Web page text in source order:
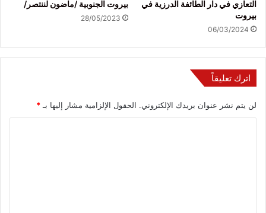
التعازي في دار الطائفة الدرزية في
بيروت
06/03/2024
بيروت الجنوبية /ماضون لننتصر/
28/05/2023
اترك تعليقاً
لن يتم نشر عنوان بريدك الإلكتروني. الحقول الإلزامية مشار إليها بـ *